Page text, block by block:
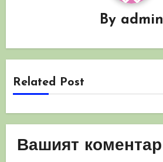
By admin
Related Post
Вашият коментар